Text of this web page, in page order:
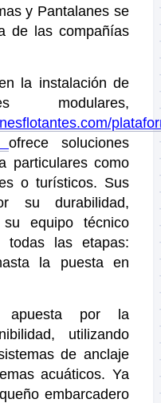
y Pantalanes se
de las compañías
la instalación de
modulares,
ofrece soluciones
particulares como
o turísticos. Sus
su durabilidad,
equipo técnico
todas las etapas:
la puesta en
apuesta por la
utilizando
de anclaje
acuáticos. Ya
embarcadero